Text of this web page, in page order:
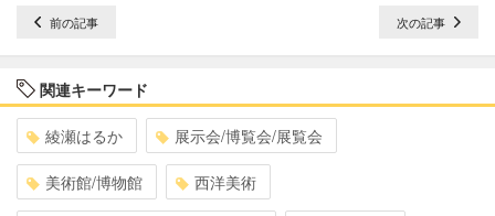
前の記事 次の記事
関連キーワード
綾瀬はるか 展示会/博覧会/展覧会
美術館/博物館 西洋美術